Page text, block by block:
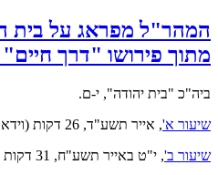
המהר"ל מפראג על בית
מתוך פירושו "דרך
ביה"כ "בית יהודה", י-ם.
שיעור א', אייר תשע"ד, 26 דקות (וידאו).
שיעור ב', י"ט באייר תשע"ח, 31 דקות (MP3, 11MB).